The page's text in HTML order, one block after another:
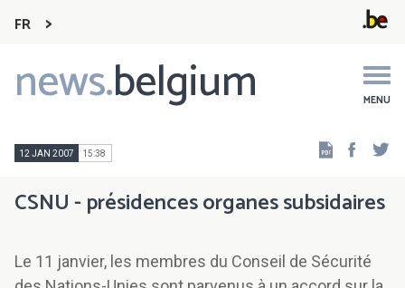
FR
news.belgium MENU
Main
navigation
12 JAN 2007 15:38
CSNU - présidences organes subsidaires
Le 11 janvier, les membres du Conseil de Sécurité